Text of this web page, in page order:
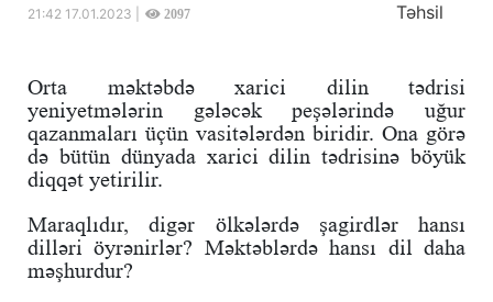
21:42 17.01.2023 | 2097 Təhsil
Orta məktəbdə xarici dilin tədrisi
yeniyetmələrin gələcək peşələrində uğur
qazanmaları üçün vasitələrdən biridir. Ona görə
də bütün dünyada xarici dilin tədrisinə böyük
diqqət yetirilir.
Maraqlıdır, digər ölkələrdə şagirdlər hansı
dilləri öyrənirlər? Məktəblərdə hansı dil daha
məşhurdur?